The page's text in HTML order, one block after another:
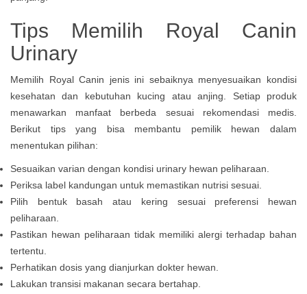
Tips Memilih Royal Canin
Urinary
Memilih Royal Canin jenis ini sebaiknya menyesuaikan kondisi
kesehatan dan kebutuhan kucing atau anjing. Setiap produk
menawarkan manfaat berbeda sesuai rekomendasi medis.
Berikut tips yang bisa membantu pemilik hewan dalam
menentukan pilihan:
Sesuaikan varian dengan kondisi urinary hewan peliharaan.
Periksa label kandungan untuk memastikan nutrisi sesuai.
Pilih bentuk basah atau kering sesuai preferensi hewan
peliharaan.
Pastikan hewan peliharaan tidak memiliki alergi terhadap bahan
tertentu.
Perhatikan dosis yang dianjurkan dokter hewan.
Lakukan transisi makanan secara bertahap.